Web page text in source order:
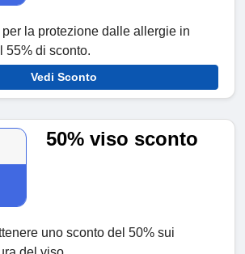
la protezione dalle allergie in
55% di sconto.
Vedi Sconto
50% viso sconto
uno sconto del 50% sui